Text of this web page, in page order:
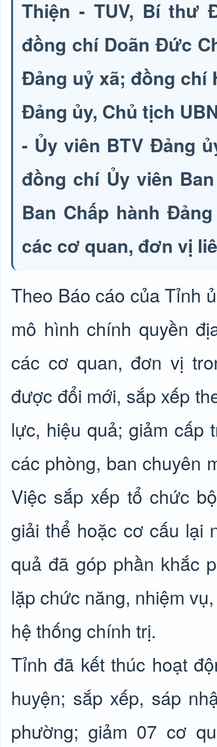
Thiện - TUV, Bí thư
đồng chí Doãn Đức
Đảng uỷ xã; đồng chí
Đảng ủy, Chủ tịch
- Ủy viên BTV Đảng
đồng chí Ủy viên
Ban Chấp hành
các cơ quan, đơn vị
Theo Báo cáo của Tỉnh
mô hình chính quyền
các cơ quan, đơn vị
được đổi mới, sắp xếp
lực, hiệu quả; giảm cấp
các phòng, ban chuyên
Việc sắp xếp tổ chức
giải thể hoặc cơ cấu lại
quả đã góp phần khắc
lặp chức năng, nhiệm
hệ thống chính trị.
Tỉnh đã kết thúc hoạt
huyện; sắp xếp, sáp
phường; giảm 07 cơ